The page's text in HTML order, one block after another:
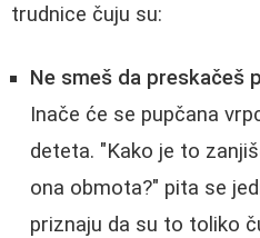
trudnice čuju su:
Ne smeš da preskačeš
Inače će se pupčana
deteta. "Kako je to
ona obmota?" pita se
priznaju da su to toliko